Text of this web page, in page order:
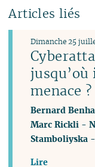
Articles liés
jusqu’où
menace ?
Dimanche 25
Bernard
Marc Rickli -
Stamboliyska
Lire